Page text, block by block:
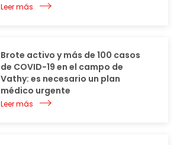
Leer más
Brote activo y más de 100 casos
de COVID-19 en el campo de
Vathy: es necesario un plan
médico urgente
Leer más